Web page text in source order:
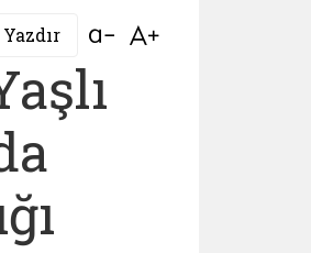
Yazdır Bağlantıyı aç